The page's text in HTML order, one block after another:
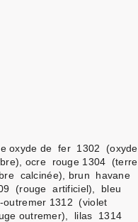
oxyde de fer 1302 (oxyde
ocre rouge 1304 (terre
calcinée), brun havane
(rouge artificiel), bleu
1312 (violet
outremer), lilas 1314